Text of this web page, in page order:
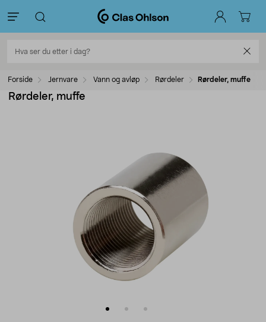
Forside Jernvare Vann og avløp Rørdeler Rørdeler, muffe
Rørdeler, muffe